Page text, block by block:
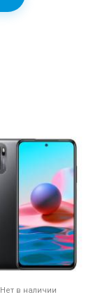
Нет в наличии